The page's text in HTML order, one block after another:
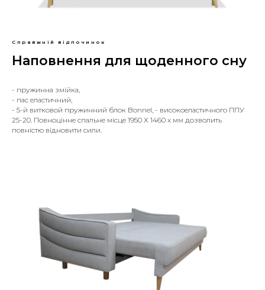
Справжній відпочинок
Наповнення для щоденного сну
- пружинна змійка,
- пас еластичний,
- 5-й витковой пружинний блок Bonnel, - високоеластичного ППУ
25-20. Повноцінне спальне місце 1950 Х 1460 х мм дозволить
повністю відновити сили.